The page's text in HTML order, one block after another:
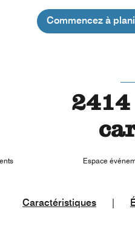
Commencez à
2414
Espace
Caractéristiques